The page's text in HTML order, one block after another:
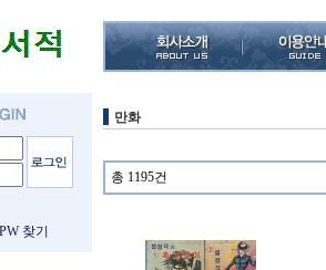
찾기
만화
총 1195건